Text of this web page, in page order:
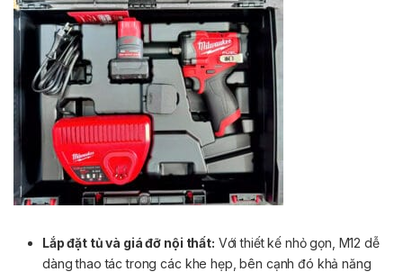
Lắp đặt tủ và giá đỡ nội thất: Với thiết kế nhỏ gọn, M12 dễ
dàng thao tác trong các khe hẹp, bên cạnh đó khả năng